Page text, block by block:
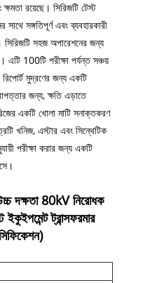
রয়েছে। সিরিজটি টেস্ট
সঙ্গতিপূর্ণ এবং ব্যবহারকারী
সিরিজটি সহজ অপারেশনের জন্য
100টি পরীক্ষা পর্যন্ত সঞ্চয়
মুদ্রণের জন্য একটি
জন্য, ক্ষতি এড়াতে
একটি খোলা মাটি সনাক্তকরণ
খনিজ, এস্টার এবং সিন্থেটিক
পরীক্ষা করার জন্য একটি
দক্ষতা 80kV নিরোধক
ট্রান্সফরমার